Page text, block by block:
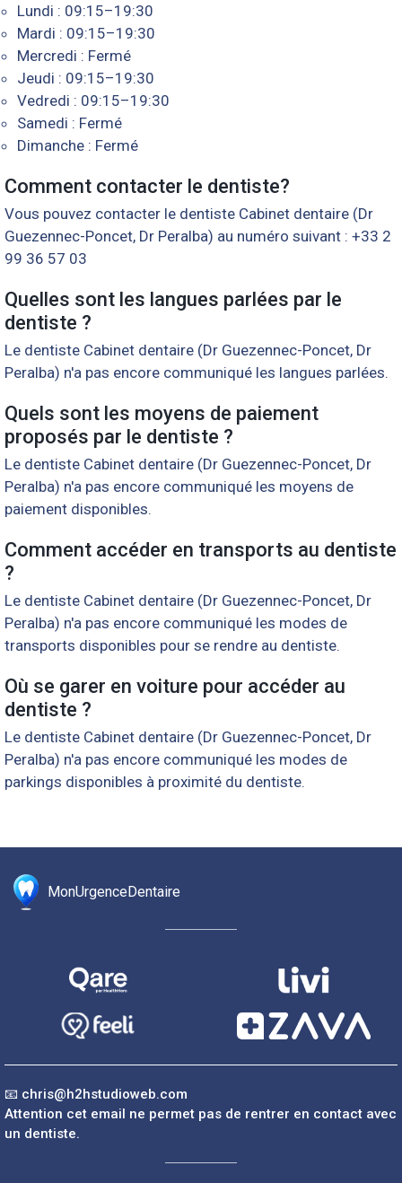
Lundi : 09:15–19:30
Mardi : 09:15–19:30
Mercredi : Fermé
Jeudi : 09:15–19:30
Vedredi : 09:15–19:30
Samedi : Fermé
Dimanche : Fermé
Comment contacter le dentiste?
Vous pouvez contacter le dentiste Cabinet dentaire (Dr
Guezennec-Poncet, Dr Peralba) au numéro suivant : +33 2
99 36 57 03
Quelles sont les langues parlées par le
dentiste ?
Le dentiste Cabinet dentaire (Dr Guezennec-Poncet, Dr
Peralba) n'a pas encore communiqué les langues parlées.
Quels sont les moyens de paiement
proposés par le dentiste ?
Le dentiste Cabinet dentaire (Dr Guezennec-Poncet, Dr
Peralba) n'a pas encore communiqué les moyens de
paiement disponibles.
Comment accéder en transports au dentiste
?
Le dentiste Cabinet dentaire (Dr Guezennec-Poncet, Dr
Peralba) n'a pas encore communiqué les modes de
transports disponibles pour se rendre au dentiste.
Où se garer en voiture pour accéder au
dentiste ?
Le dentiste Cabinet dentaire (Dr Guezennec-Poncet, Dr
Peralba) n'a pas encore communiqué les modes de
parkings disponibles à proximité du dentiste.
MonUrgenceDentaire
📧 chris@h2hstudioweb.com
Attention cet email ne permet pas de rentrer en contact avec
un dentiste.